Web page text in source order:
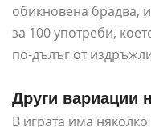
обикновена брадва,
за 100 употреби,
по-дълъг от
Други вариации
В играта има